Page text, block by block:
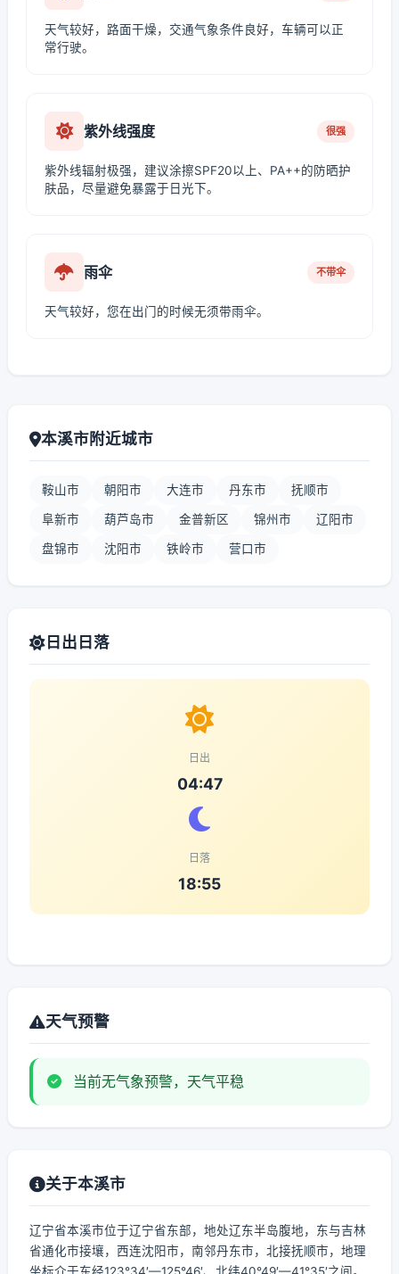
天气较好，路面干燥，交通气象条件良好，车辆可以正
常行驶。
紫外线强度 很强
紫外线辐射极强，建议涂擦SPF20以上、PA++的防晒护
肤品，尽量避免暴露于日光下。
雨伞 不带伞
天气较好，您在出门的时候无须带雨伞。
本溪市附近城市
鞍山市 朝阳市 大连市 丹东市 抚顺市
阜新市 葫芦岛市 金普新区 锦州市 辽阳市
盘锦市 沈阳市 铁岭市 营口市
日出日落
日出
04:47
日落
18:55
天气预警
当前无气象预警，天气平稳
关于本溪市
辽宁省本溪市位于辽宁省东部，地处辽东半岛腹地，东与吉林
省通化市接壤，西连沈阳市，南邻丹东市，北接抚顺市，地理